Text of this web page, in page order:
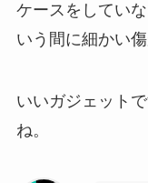
ケースをしてい
いう間に細かい
いいガジェット
ね。